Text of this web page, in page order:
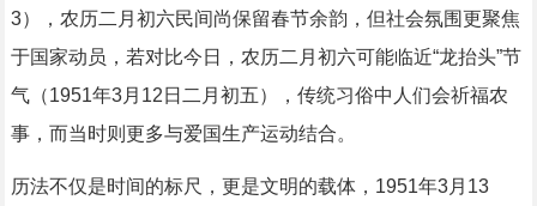
3），农历二月初六民间尚保留春节余韵，但社会氛围更聚焦
于国家动员，若对比今日，农历二月初六可能临近“龙抬头”节
气（1951年3月12日二月初五），传统习俗中人们会祈福农
事，而当时则更多与爱国生产运动结合。
历法不仅是时间的标尺，更是文明的载体，1951年3月13